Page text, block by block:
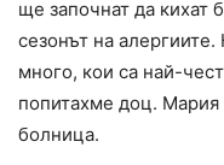
ще започнат да кихат
сезонът на
много, кои са най-
попитахме доц. Мария
болница.